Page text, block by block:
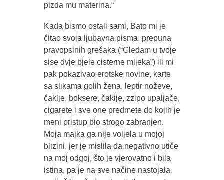
pizda mu materina.“
Kada bismo ostali sami, Bato mi je
čitao svoja ljubavna pisma, prepuna
pravopsinih grešaka (“Gledam u tvoje
sise dvje bjele cisterne mljeka”) ili mi
pak pokazivao erotske novine, karte
sa slikama golih žena, leptir noževe,
čaklje, boksere, čakije, zzipo upaljače,
cigarete i sve one predmete do kojih je
meni pristup bio strogo zabranjen.
Moja majka ga nije voljela u mojoj
blizini, jer je mislila da negativno utiče
na moj odgoj, što je vjerovatno i bila
istina, pa je na sve načine nastojala